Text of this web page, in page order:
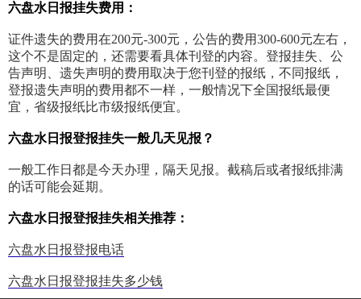
六盘水日报挂失费用：
证件遗失的费用在200元-300元，公告的费用300-600元左右，
这个不是固定的，还需要看具体刊登的内容。登报挂失、公
告声明、遗失声明的费用取决于您刊登的报纸，不同报纸，
登报遗失声明的费用都不一样，一般情况下全国报纸最便
宜，省级报纸比市级报纸便宜。
六盘水日报登报挂失一般几天见报？
一般工作日都是今天办理，隔天见报。截稿后或者报纸排满
的话可能会延期。
六盘水日报登报挂失相关推荐：
六盘水日报登报电话
六盘水日报登报挂失多少钱